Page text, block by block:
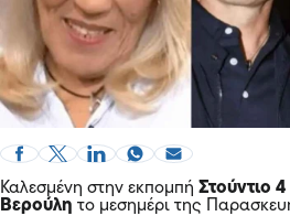
Καλεσμένη στην εκπομπή Στούντιο 4
Βερούλη το μεσημέρι της